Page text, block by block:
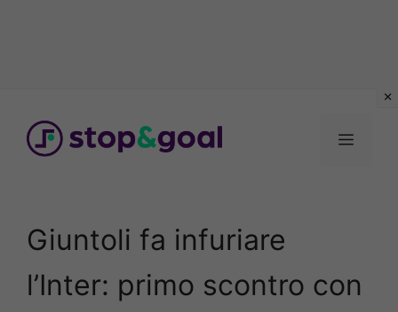
contenuto
Menu
Giuntoli fa infuriare
l’Inter: primo scontro con